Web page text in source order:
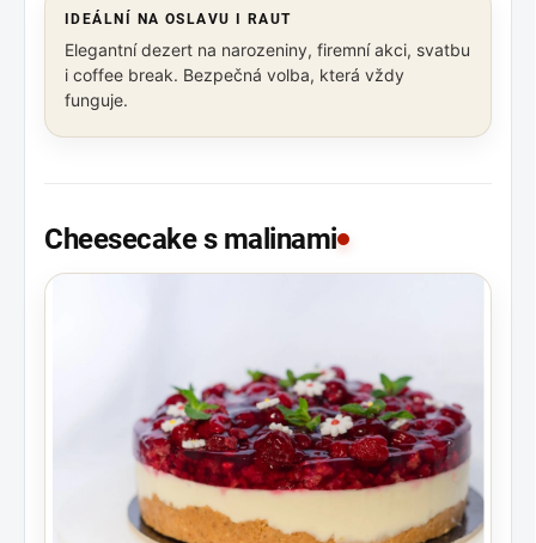
IDEÁLNÍ NA OSLAVU I RAUT
Elegantní dezert na narozeniny, firemní akci, svatbu
i coffee break. Bezpečná volba, která vždy
funguje.
Cheesecake s malinami